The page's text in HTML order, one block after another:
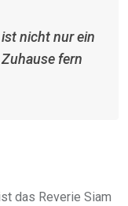
nicht nur ein
fern
das Reverie Siam